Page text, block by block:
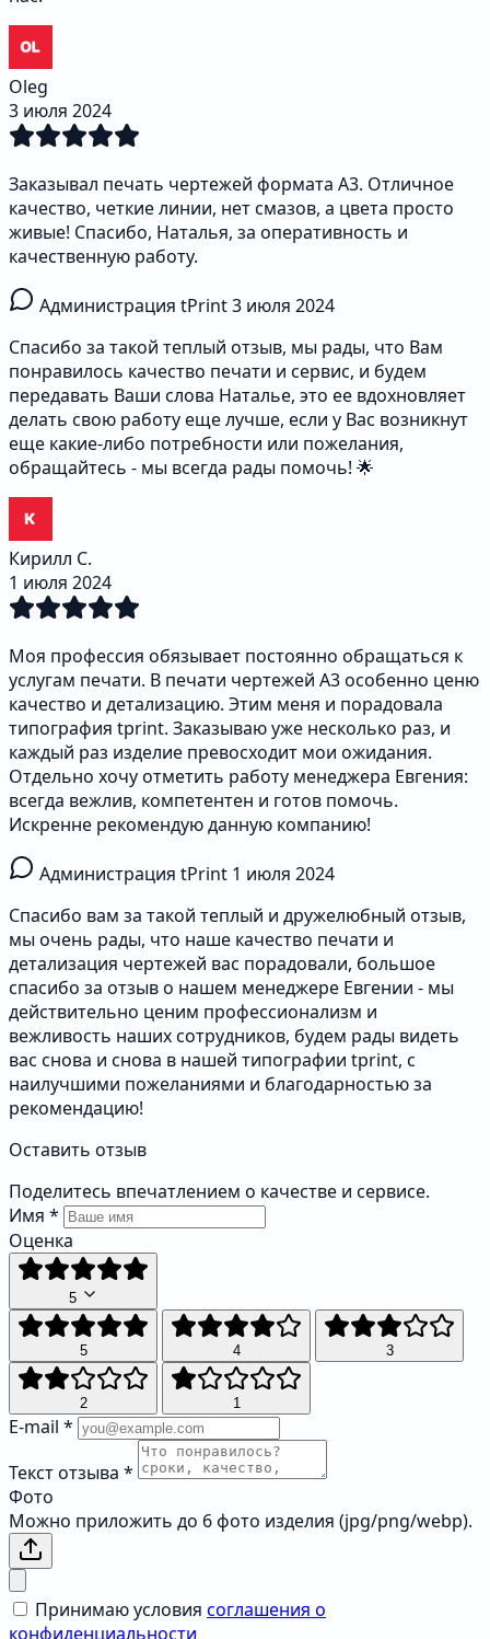
Oleg
3 июля 2024
Заказывал печать чертежей формата А3. Отличное
качество, четкие линии, нет смазов, а цвета просто
живые! Спасибо, Наталья, за оперативность и
качественную работу.
Администрация tPrint3 июля 2024
Спасибо за такой теплый отзыв, мы рады, что Вам
понравилось качество печати и сервис, и будем
передавать Ваши слова Наталье, это ее вдохновляет
делать свою работу еще лучше, если у Вас возникнут
еще какие-либо потребности или пожелания,
обращайтесь - мы всегда рады помочь! 🌟
Кирилл С.
1 июля 2024
Моя профессия обязывает постоянно обращаться к
услугам печати. В печати чертежей А3 особенно ценю
качество и детализацию. Этим меня и порадовала
типография tprint. Заказываю уже несколько раз, и
каждый раз изделие превосходит мои ожидания.
Отдельно хочу отметить работу менеджера Евгения:
всегда вежлив, компетентен и готов помочь.
Искренне рекомендую данную компанию!
Администрация tPrint 1 июля 2024
Спасибо вам за такой теплый и дружелюбный отзыв,
мы очень рады, что наше качество печати и
детализация чертежей вас порадовали, большое
спасибо за отзыв о нашем менеджере Евгении - мы
действительно ценим профессионализм и
вежливость наших сотрудников, будем рады видеть
вас снова и снова в нашей типографии tprint, с
наилучшими пожеланиями и благодарностью за
рекомендацию!
Оставить отзыв
Поделитесь впечатлением о качестве и сервисе.
Имя *
Оценка
5
5 4 3
2 1
E-mail *
Текст отзыва *
Фото
Можно приложить до 6 фото изделия (jpg/png/webp).
Принимаю условия соглашения о
конфиденциальности